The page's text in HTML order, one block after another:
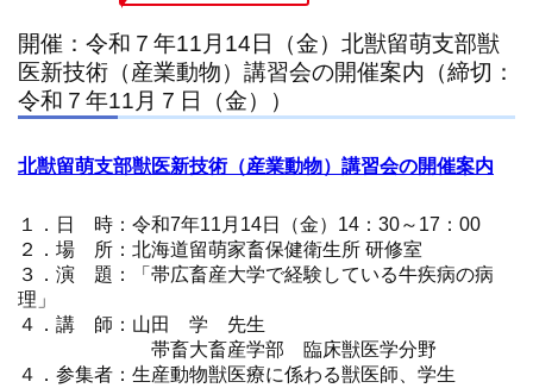
開催：令和７年11月14日（金）北獣留萌支部獣
医新技術（産業動物）講習会の開催案内（締切：
令和７年11月７日（金））
北獣留萌支部獣医新技術（産業動物）講習会の開催案内
１．日 時：令和7年11月14日（金）14：30～17：00
２．場 所：北海道留萌家畜保健衛生所 研修室
３．演 題：「帯広畜産大学で経験している牛疾病の病
理」
４．講 師：山田 学 先生
帯畜大畜産学部 臨床獣医学分野
４．参集者：生産動物獣医療に係わる獣医師、学生